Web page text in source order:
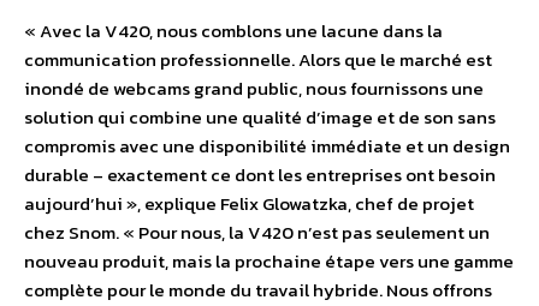
« Avec la V420, nous comblons une lacune dans la
communication professionnelle. Alors que le marché est
inondé de webcams grand public, nous fournissons une
solution qui combine une qualité d’image et de son sans
compromis avec une disponibilité immédiate et un design
durable – exactement ce dont les entreprises ont besoin
aujourd’hui », explique Felix Glowatzka, chef de projet
chez Snom. « Pour nous, la V420 n’est pas seulement un
nouveau produit, mais la prochaine étape vers une gamme
complète pour le monde du travail hybride. Nous offrons